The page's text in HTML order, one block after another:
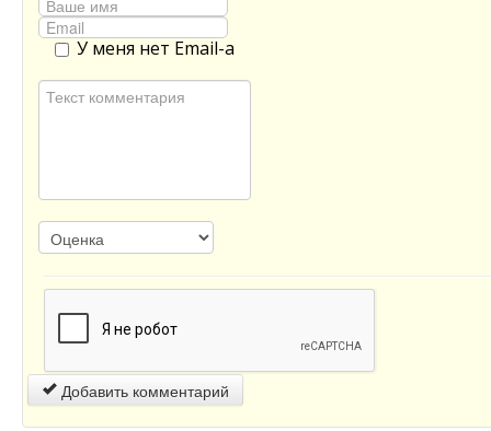
У меня нет Email-а
Добавить комментарий